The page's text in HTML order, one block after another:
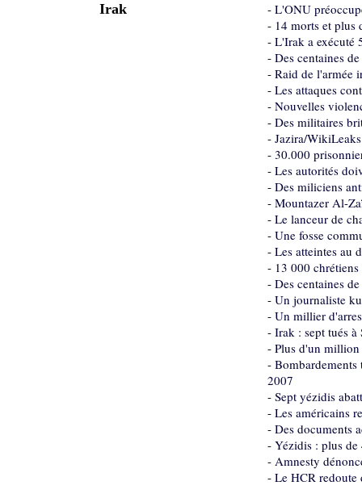
Irak - L'ONU
- 14 morts et plus
- L'Irak a exécuté
- Des centaines
- Raid de l'armée
- Les attaques
- Nouvelles
- Des militaires
- Jazira/
- 30.000
- Les autorités
- Des miliciens
- Mountazer Al-
- Le lanceur de
- Une fosse
- Les atteintes au
- 13 000
- Des centaines
- Un journaliste
- Un millier
- Irak : sept tués
- Plus d'un million
-
2007
- Sept yézidis
- Les américains
- Des documents
- Yézidis : plus
- Amnesty
- Le HCR redoute